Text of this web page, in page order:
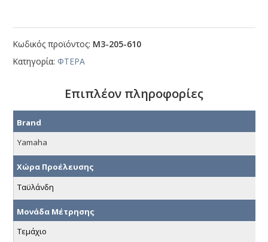
Κωδικός προϊόντος: Μ3-205-610
Κατηγορία: ΦΤΕΡΑ
Επιπλέον πληροφορίες
Brand
Yamaha
Χώρα Προέλευσης
Ταϋλάνδη
Μονάδα Μέτρησης
Τεμάχιο